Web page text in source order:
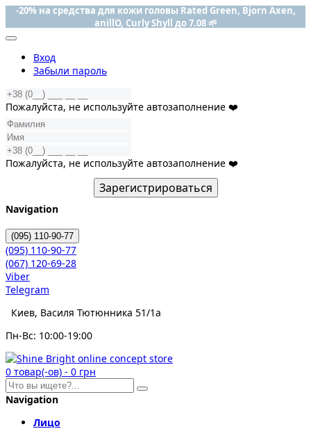
-20% на средства для кожи головы Rated Green, Bjorn Axen,
anillO, Curly Shyll до 7.08 🌱
Вход
Забыли пароль
Пожалуйста, не используйте автозаполнение ❤️
Пожалуйста, не используйте автозаполнение ❤️
Зарегистрироваться
Navigation
(095) 110-90-77
(095) 110-90-77
(067) 120-69-28
Viber
Telegram
Киев, Василя Тютюнника 51/1а
Пн-Вс: 10:00-19:00
0 товар(-ов) - 0 грн
Navigation
Лицо